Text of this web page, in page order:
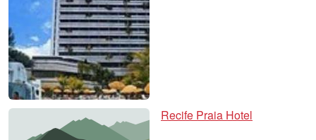
Recife Praia Hotel